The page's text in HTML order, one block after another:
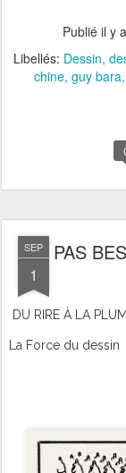
Publié il y a
Libellés: Dessin
chine guy bara
SEP
1
PAS
DU RIRE À LA
La Force du dessin